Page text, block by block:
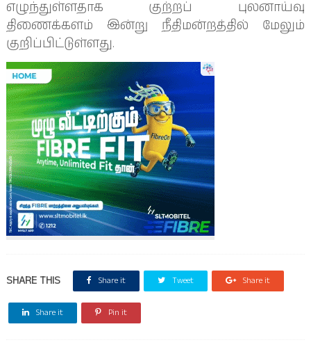
எழுந்துள்ளதாக குற்றப் புலனாய்வு
திணைக்களம் இன்று நீதிமன்றத்தில் மேலும்
குறிப்பிட்டுள்ளது.
SHARE THIS Share it Tweet Share it
Share it Pin it